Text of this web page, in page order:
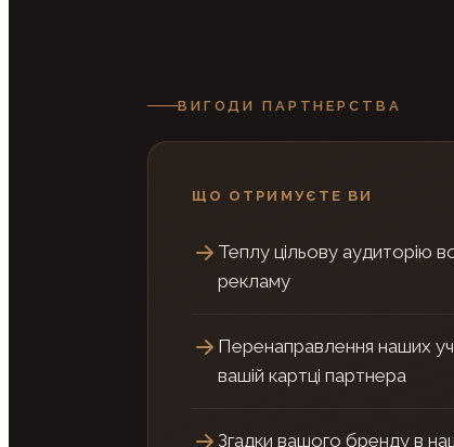
ВИГОДИ ПАРТНЕРСТВА
ЩО ОТРИМУЄТЕ ВИ
Теплу цільову аудиторію
рекламу
Перенаправлення наших
вашій картці партнера
Згадки вашого бренду в